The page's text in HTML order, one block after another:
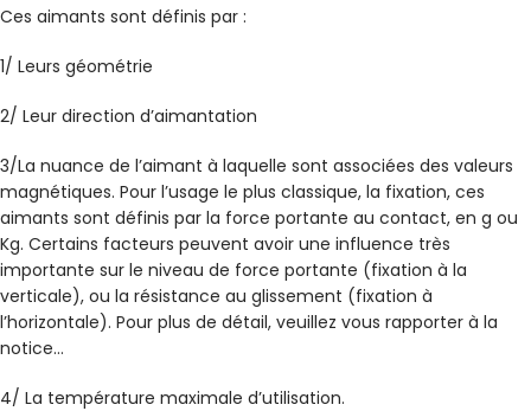
Ces aimants sont définis par :
1/ Leurs géométrie
2/ Leur direction d’aimantation
3/La nuance de l’aimant à laquelle sont associées des valeurs
magnétiques. Pour l’usage le plus classique, la fixation, ces
aimants sont définis par la force portante au contact, en g ou
Kg. Certains facteurs peuvent avoir une influence très
importante sur le niveau de force portante (fixation à la
verticale), ou la résistance au glissement (fixation à
l’horizontale). Pour plus de détail, veuillez vous rapporter à la
notice…
4/ La température maximale d’utilisation.